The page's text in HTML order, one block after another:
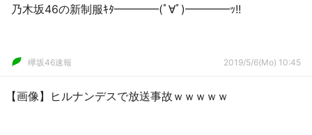
乃木坂46の新制服ｷﾀ━━━━(ﾟ∀ﾟ)━━━━ｯ!!
欅坂46速報 2019/5/6(Mo) 10:45
【画像】ヒルナンデスで放送事故ｗｗｗｗｗ